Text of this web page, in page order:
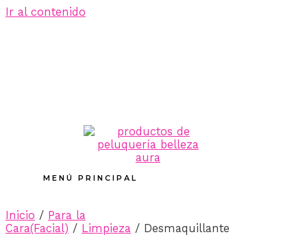
Ir al contenido
MENÚ PRINCIPAL
Inicio / Para la
Cara(Facial) / Limpieza / Desmaquillante